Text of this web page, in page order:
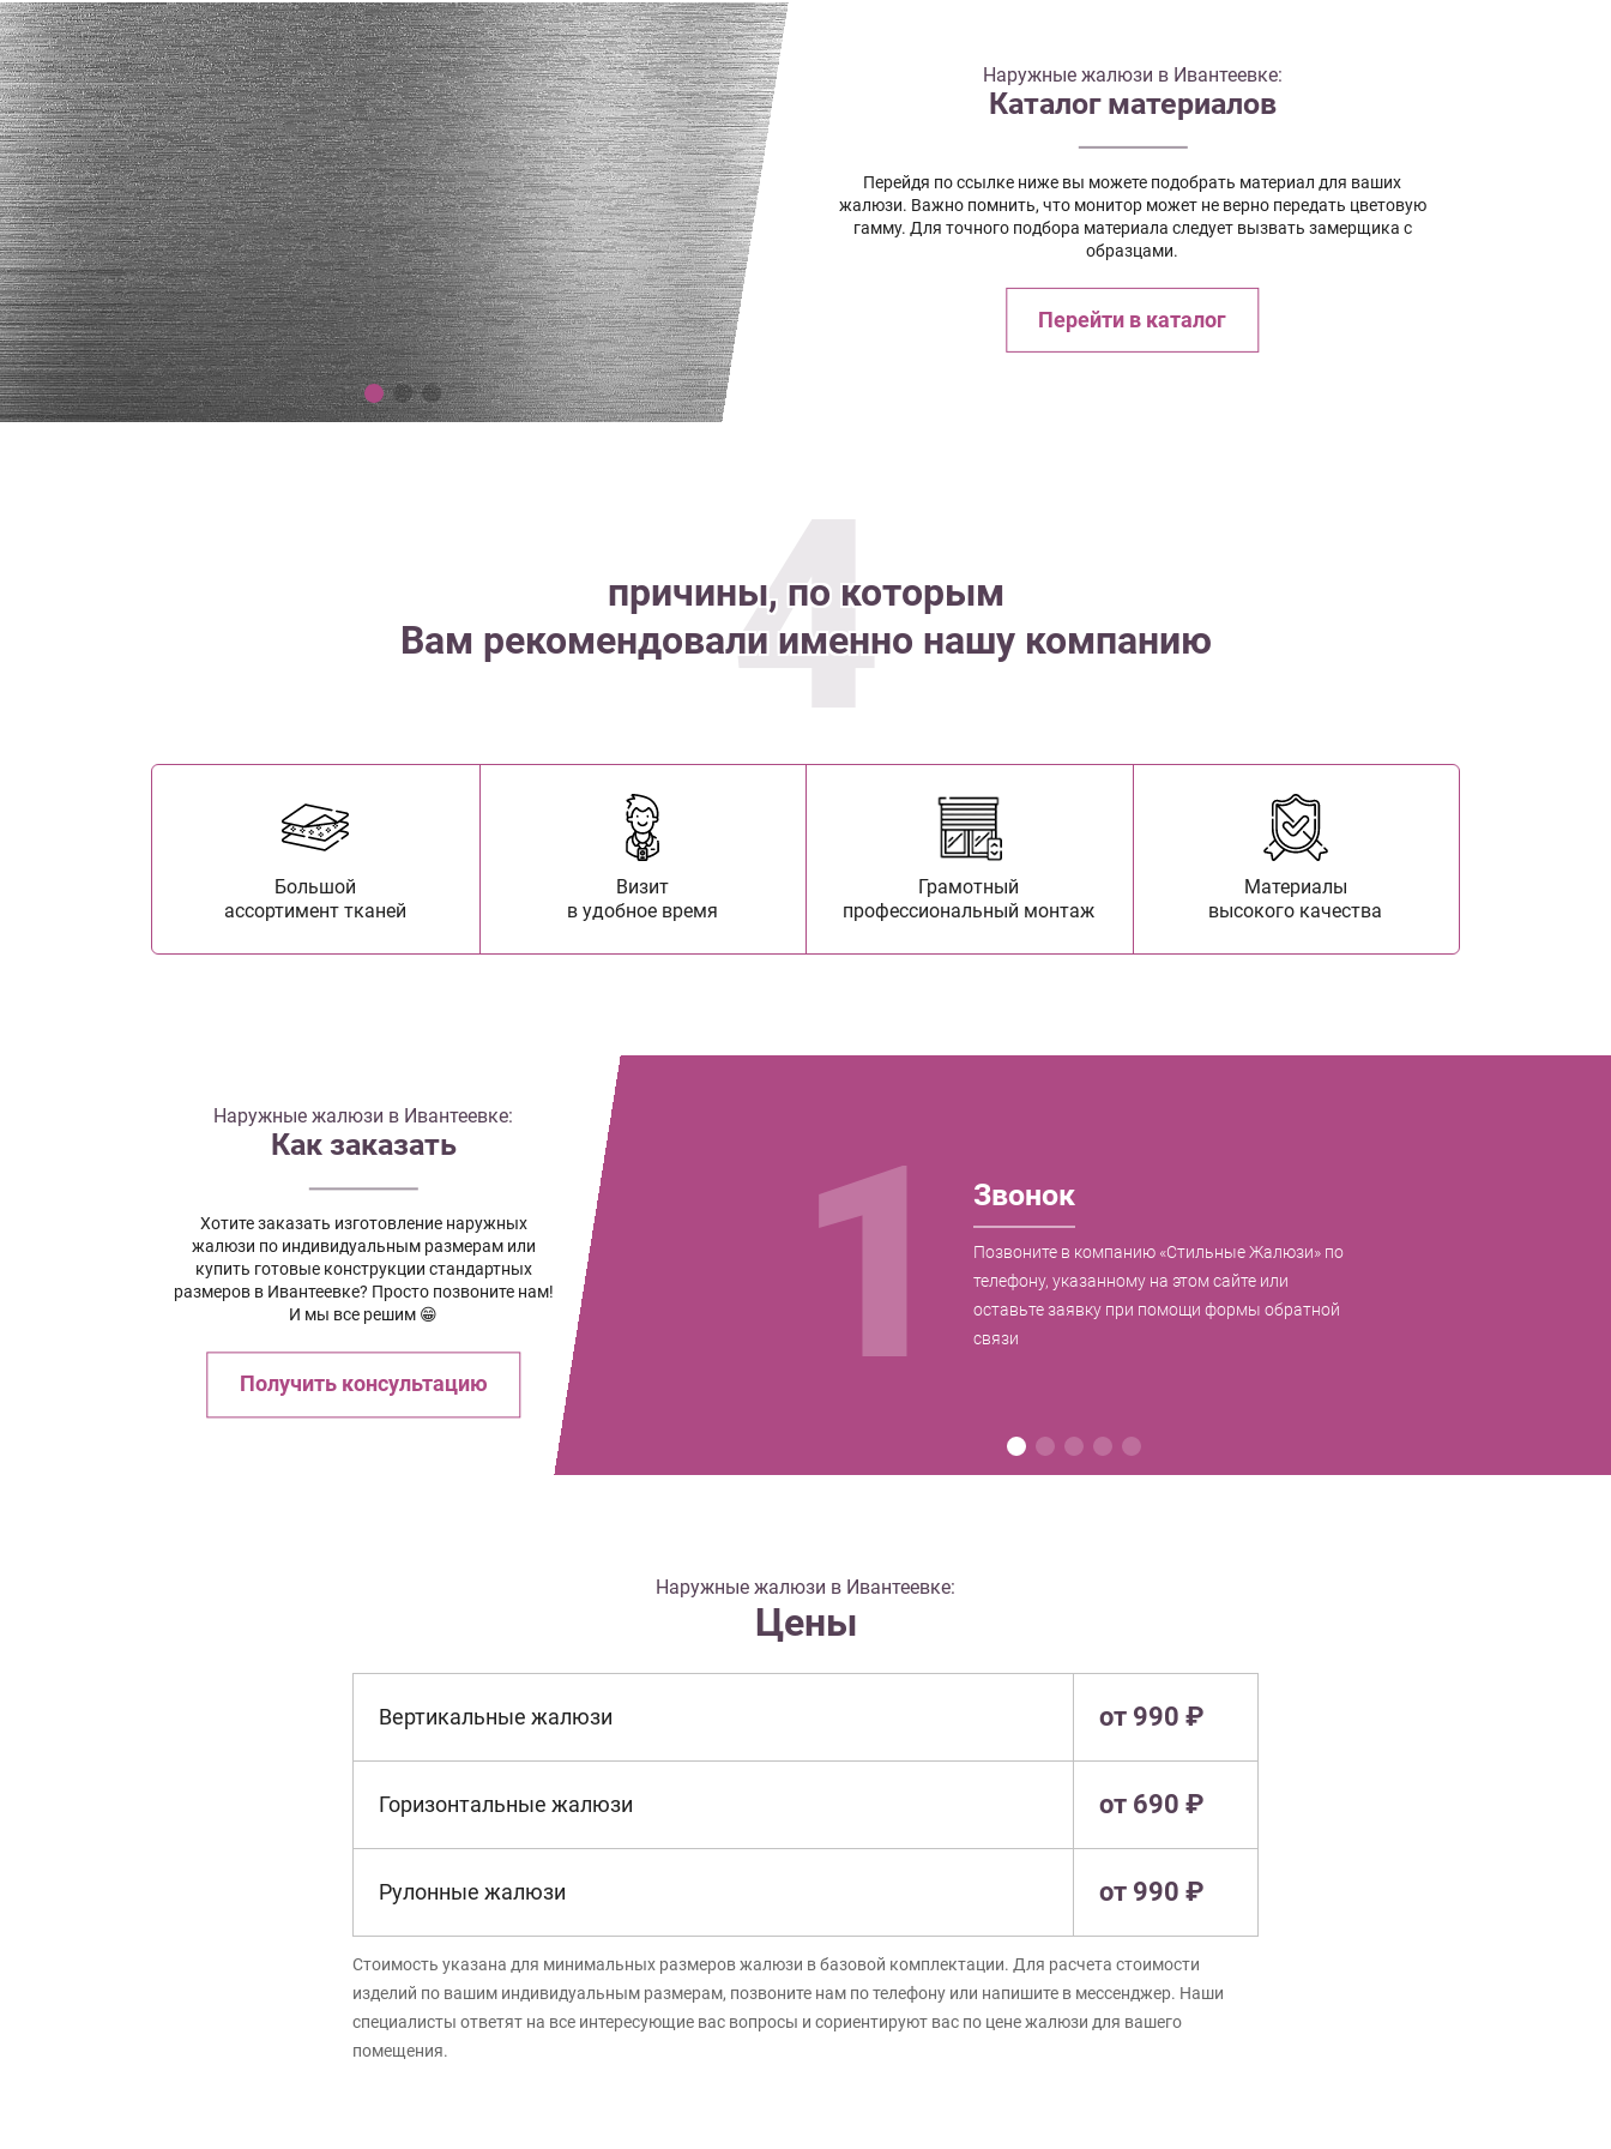
Наружные жалюзи в Ивантеевке:
Каталог материалов
Перейдя по ссылке ниже вы можете подобрать материал для ваших
жалюзи. Важно помнить, что монитор может не верно передать цветовую
гамму. Для точного подбора материала следует вызвать замерщика с
образцами.
Перейти в каталог
4
причины, по которым
Вам рекомендовали именно нашу компанию
Большой
ассортимент тканей
Визит
в удобное время
Грамотный
профессиональный монтаж
Материалы
высокого качества
Наружные жалюзи в Ивантеевке:
Как заказать
Хотите заказать изготовление наружных
жалюзи по индивидуальным размерам или
купить готовые конструкции стандартных
размеров в Ивантеевке? Просто позвоните нам!
И мы все решим 😁
Получить консультацию 1 Звонок
Позвоните в компанию «Стильные Жалюзи» по
телефону, указанному на этом сайте или
оставьте заявку при помощи формы обратной
связи
Наружные жалюзи в Ивантеевке:
Цены
Вертикальные жалюзи от 990 ₽
Горизонтальные жалюзи от 690 ₽
Рулонные жалюзи от 990 ₽
Стоимость указана для минимальных размеров жалюзи в базовой комплектации. Для расчета стоимости
изделий по вашим индивидуальным размерам, позвоните нам по телефону или напишите в мессенджер. Наши
специалисты ответят на все интересующие вас вопросы и сориентируют вас по цене жалюзи для вашего
помещения.